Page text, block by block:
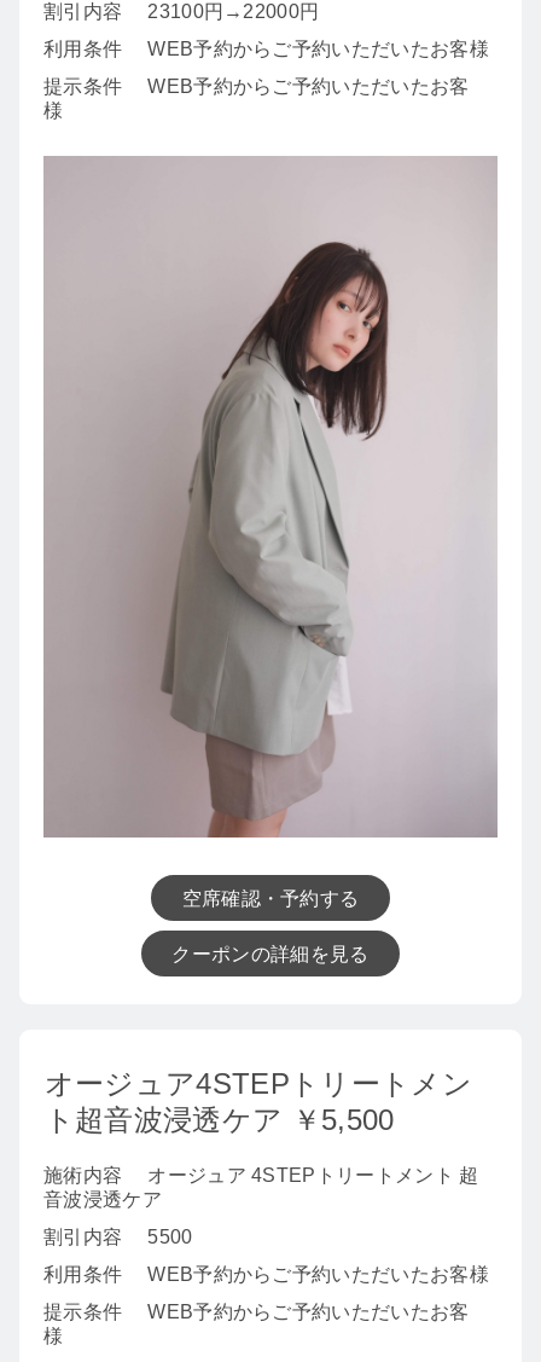
割引内容
23100円→22000円
利用条件
WEB予約からご予約いただいたお客様
提示条件
WEB予約からご予約いただいたお客
様
空席確認・予約する
クーポンの詳細を見る
オージュア4STEPトリートメン
ト超音波浸透ケア ￥5,500
施術内容
オージュア 4STEPトリートメント 超
音波浸透ケア
割引内容
5500
利用条件
WEB予約からご予約いただいたお客様
提示条件
WEB予約からご予約いただいたお客
様